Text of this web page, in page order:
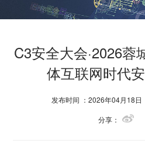
C3安全大会·2026蓉
体互联网时代
发布时间 ：2026年04月18日
分享：